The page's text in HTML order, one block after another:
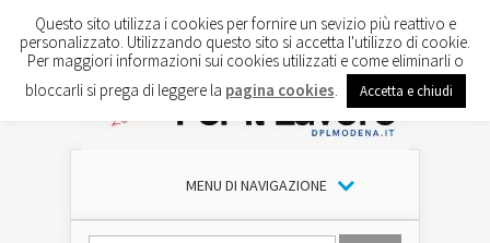
MENU DI NAVIGAZIONE
Questo sito utilizza i cookies per fornire un sevizio più reattivo e
personalizzato. Utilizzando questo sito si accetta l'utilizzo di cookie.
Per maggiori informazioni sui cookies utilizzati e come eliminarli o
bloccarli si prega di leggere la pagina cookies Accetta e chiudi